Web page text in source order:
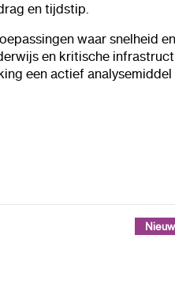
en tijdstip.
waar snelheid
en kritische
een actief
Nieuw
Nieuw